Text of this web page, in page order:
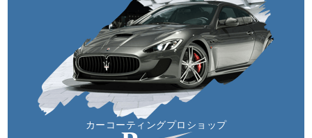
カーコーティングプロショップ